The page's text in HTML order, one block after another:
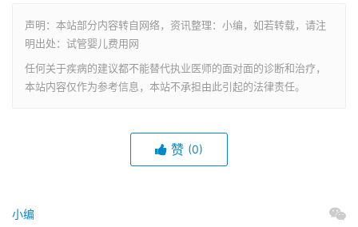
声明：本站部分内容转自网络，资讯整理：小编，如若转载，请注
明出处：试管婴儿费用网
任何关于疾病的建议都不能替代执业医师的面对面的诊断和治疗，
本站内容仅作为参考信息，本站不承担由此引起的法律责任。
赞 (0)
小编